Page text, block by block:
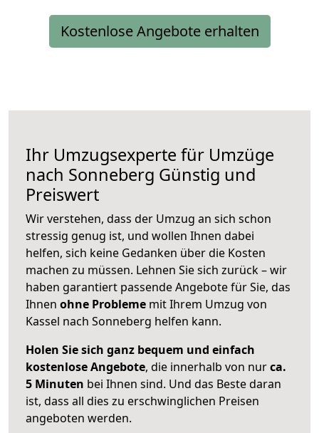
Kostenlose Angebote erhalten
Ihr Umzugsexperte für Umzüge
nach Sonneberg Günstig und
Preiswert
Wir verstehen, dass der Umzug an sich schon
stressig genug ist, und wollen Ihnen dabei
helfen, sich keine Gedanken über die Kosten
machen zu müssen. Lehnen Sie sich zurück – wir
haben garantiert passende Angebote für Sie, das
Ihnen ohne Probleme mit Ihrem Umzug von
Kassel nach Sonneberg helfen kann.
Holen Sie sich ganz bequem und einfach
kostenlose Angebote, die innerhalb von nurca.
5 Minuten bei Ihnen sind. Und das Beste daran
ist, dass all dies zu erschwinglichen Preisen
angeboten werden.